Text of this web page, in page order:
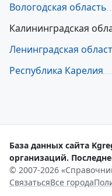
Вологодская область
Калининградская
Ленинградская
Республика Карелия
База данных сайта
организаций.
© 2007-2026
СвязатьсяВсе города